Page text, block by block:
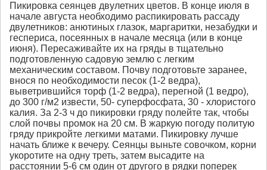
Пикировка сеянцев двулетних цветов. В конце июля в
начале августа необходимо распикировать рассаду
двулетников: анютиных глазок, маргаритки, незабудки и
геспериса, посеянных в начале месяца (или в конце
июня). Пересаживайте их на гряды в тщательно
подготовленную садовую землю с легким
механическим составом. Почву подготовьте заранее,
внося по необходимости песок (1-2 ведра),
выветрившийся торф (1-2 ведра), перегной (1 ведро),
до 300 г/м2 извести, 50- суперфосфата, 30 - хлористого
калия. За 2-3 ч до пикировки гряду полейте так, чтобы
слой почвы промок на 20 см. В жаркую погоду политую
гряду прикройте легкими матами. Пикировку лучше
начать ближе к вечеру. Сеянцы выньте совочком, корни
укоротите на одну треть, затем высадите на
расстоянии 5-6 см один от другого в рядки поперек